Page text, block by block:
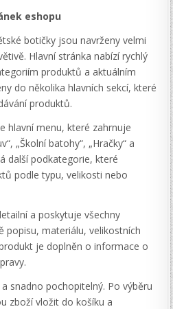
eshopu
botičky jsou navrženy velmi
Hlavní stránka nabízí rychlý
produktů a aktuálním
do několika hlavních sekcí, které
produktů.
hlavní menu, které zahrnuje
„Školní batohy“, „Hračky“ a
další podkategorie, které
podle typu, velikosti nebo
a poskytuje všechny
popisu, materiálu, velikostních
je doplněn o informace o
snadno pochopitelný. Po výběru
zboží vložit do košíku a